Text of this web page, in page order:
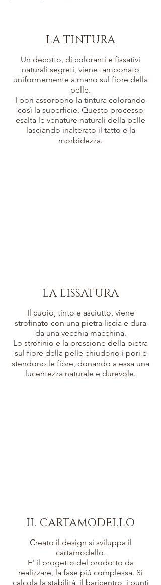
LA TINTURA
Un decotto, di coloranti e fissativi
naturali segreti, viene tamponato
uniformemente a mano sul fiore della
pelle.
I pori assorbono la tintura colorando
così la superficie. Questo processo
esalta le venature naturali della pelle
lasciando inalterato il tatto e la
morbidezza.
LA LISSATURA
Il cuoio, tinto e asciutto, viene
strofinato con una pietra liscia e dura
da una vecchia macchina.
Lo strofinio e la pressione della pietra
sul fiore della pelle chiudono i pori e
stendono le fibre, donando a essa una
lucentezza naturale e durevole.
IL CARTAMODELLO
Creato il design si sviluppa il
cartamodello.
E' il progetto del prodotto da
realizzare, la fase più complessa. Si
calcola la stabilità, il baricentro, i punti